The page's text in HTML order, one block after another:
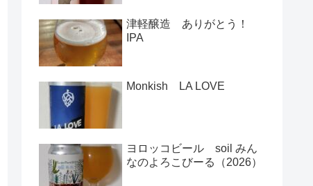
津軽醸造 ありがとう！
IPA
Monkish LA LOVE
ヨロッコビール soil みん
なのよろこびーる（2026）